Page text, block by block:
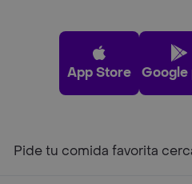
App Store Google
Pide tu comida favorita